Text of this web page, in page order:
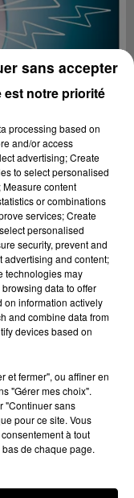
DU
est notre priorité
processing based on
and/or access
advertising; Create
to select personalised
content
or combinations
services; Create
personalised
security, prevent and
advertising and content;
technologies may
data to offer
on information actively
and combine data from
devices based on
et fermer", ou affiner en
"Gérer mes choix".
"Continuer sans
pour ce site. Vous
à tout
de chaque page.
sans accepter